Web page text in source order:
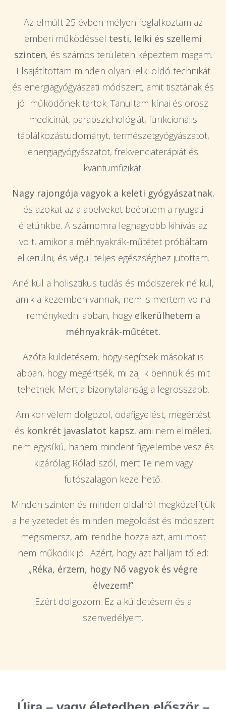
Az elmúlt 25 évben mélyen foglalkoztam az
emberi működéssel testi, lelki és szellemi
szinten, és számos területen képeztem magam.
Elsajátítottam minden olyan lelki oldó technikát
és energiagyógyászati módszert, amit tisztának és
jól működőnek tartok. Tanultam kínai és orosz
medicinát, parapszichológiát, funkcionális
táplálkozástudományt, természetgyógyászatot,
energiagyógyászatot, frekvenciaterápiát és
kvantumfizikát.
Nagy rajongója vagyok a keleti gyógyászatnak,
és azokat az alapelveket beépítem a nyugati
életünkbe. A számomra legnagyobb kihívás az
volt, amikor a méhnyakrák-műtétet próbáltam
elkerülni, és végül teljes egészséghez jutottam.
Anélkül a holisztikus tudás és módszerek nélkül,
amik a kezemben vannak, nem is mertem volna
reménykedni abban, hogy elkerülhetem a
méhnyakrák-műtétet.
Azóta küldetésem, hogy segítsek másokat is
abban, hogy megértsék, mi zajlik bennük és mit
tehetnek. Mert a bizonytalanság a legrosszabb.
Amikor velem dolgozol, odafigyelést, megértést
és konkrét javaslatot kapsz, ami nem elméleti,
nem egysíkú, hanem mindent figyelembe vesz és
kizárólag Rólad szól, mert Te nem vagy
futószalagon kezelhető.
Minden szinten és minden oldalról megközelítjük
a helyzetedet és minden megoldást és módszert
megismersz, ami rendbe hozza azt, ami most
nem működik jól. Azért, hogy azt halljam tőled:
„Réka, érzem, hogy Nő vagyok és végre
élvezem!”
Ezért dolgozom. Ez a küldetésem és a
szenvedélyem.